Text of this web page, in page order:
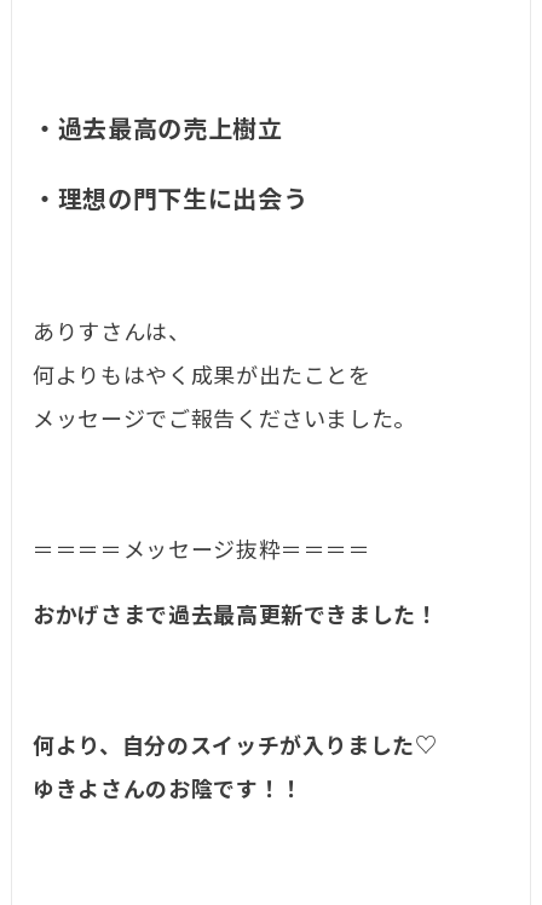
・過去最高の売上樹立
・理想の門下生に出会う
ありすさんは、
何よりもはやく成果が出たことを
メッセージでご報告くださいました。
＝＝＝＝メッセージ抜粋＝＝＝＝
おかげさまで過去最高更新できました！
何より、自分のスイッチが入りました♡
ゆきよさんのお陰です！！